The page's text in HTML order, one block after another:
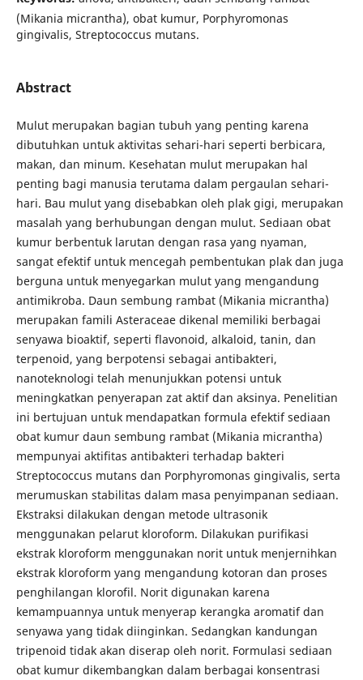
(Mikania micrantha), obat kumur, Porphyromonas
gingivalis, Streptococcus mutans.
Abstract
Mulut merupakan bagian tubuh yang penting karena
dibutuhkan untuk aktivitas sehari-hari seperti berbicara,
makan, dan minum. Kesehatan mulut merupakan hal
penting bagi manusia terutama dalam pergaulan sehari-
hari. Bau mulut yang disebabkan oleh plak gigi, merupakan
masalah yang berhubungan dengan mulut. Sediaan obat
kumur berbentuk larutan dengan rasa yang nyaman,
sangat efektif untuk mencegah pembentukan plak dan juga
berguna untuk menyegarkan mulut yang mengandung
antimikroba. Daun sembung rambat (Mikania micrantha)
merupakan famili Asteraceae dikenal memiliki berbagai
senyawa bioaktif, seperti flavonoid, alkaloid, tanin, dan
terpenoid, yang berpotensi sebagai antibakteri,
nanoteknologi telah menunjukkan potensi untuk
meningkatkan penyerapan zat aktif dan aksinya. Penelitian
ini bertujuan untuk mendapatkan formula efektif sediaan
obat kumur daun sembung rambat (Mikania micrantha)
mempunyai aktifitas antibakteri terhadap bakteri
Streptococcus mutans dan Porphyromonas gingivalis, serta
merumuskan stabilitas dalam masa penyimpanan sediaan.
Ekstraksi dilakukan dengan metode ultrasonik
menggunakan pelarut kloroform. Dilakukan purifikasi
ekstrak kloroform menggunakan norit untuk menjernihkan
ekstrak kloroform yang mengandung kotoran dan proses
penghilangan klorofil. Norit digunakan karena
kemampuannya untuk menyerap kerangka aromatif dan
senyawa yang tidak diinginkan. Sedangkan kandungan
tripenoid tidak akan diserap oleh norit. Formulasi sediaan
obat kumur dikembangkan dalam berbagai konsentrasi